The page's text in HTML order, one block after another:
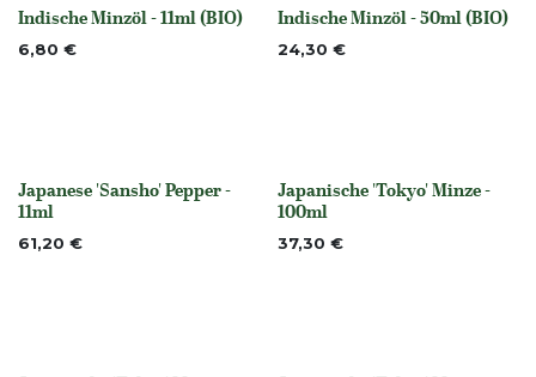
None
Indische Minzöl - 11ml (BIO)
6,80 € None
Indische Minzöl - 50ml (BIO)
24,30 €
None
Japanese 'Sansho' Pepper -
11ml
61,20 € Nicht vorrättig
Japanische 'Tokyo' Minze -
100ml
37,30 €